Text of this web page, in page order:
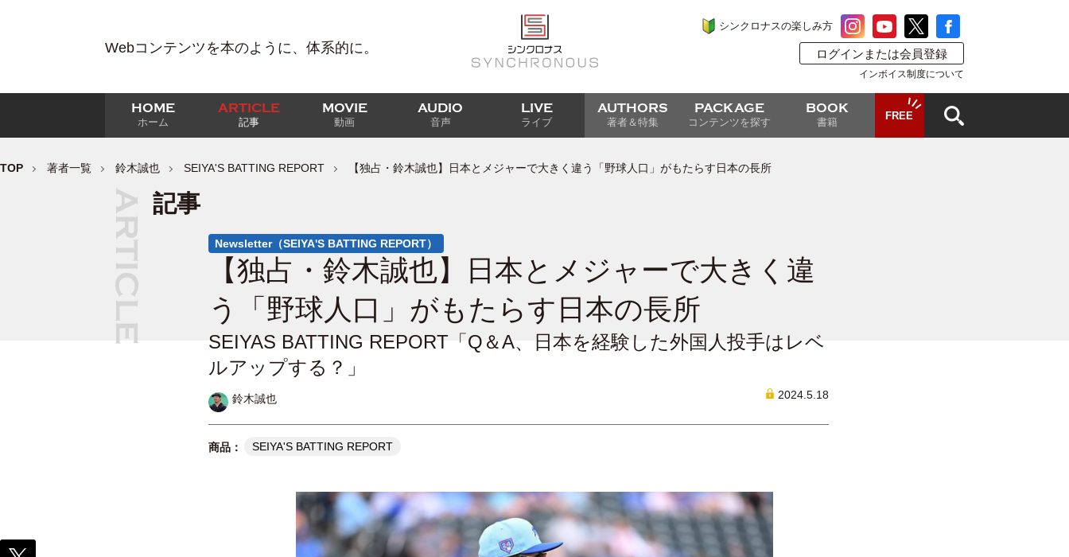
Webコンテンツを本のように、体系的に。
シンクロナスの楽しみ方
ログインまたは会員登録
インボイス制度について
HOME
ホーム
ARTICLE
記事
MOVIE
動画
AUDIO
音声
LIVE
ライブ
AUTHORS
著者＆特集
PACKAGE
コンテンツを探す
BOOK
書籍
FREE
TOP 著者一覧 鈴木誠也 SEIYA'S BATTING REPORT 【独占・鈴木誠也】日本とメジャーで大きく違う「野球人口」がもたらす日本の長所
記事
Newsletter（SEIYA'S BATTING REPORT）
【独占・鈴木誠也】日本とメジャーで大きく違
う「野球人口」がもたらす日本の長所
SEIYAS BATTING REPORT「Q＆A、日本を経験した外国人投手はレベ
ルアップする？」
鈴木誠也 2024.5.18
SEIYA'S BATTING REPORT